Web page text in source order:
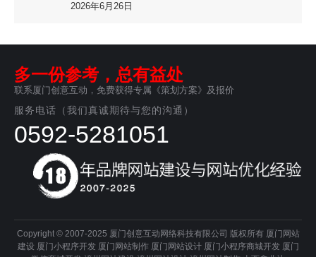
2026年6月26日
多一份参考，总有益处
联系厦门创意互动，免费获得专属《策划方案》及报价
服务电话（我们真诚期待与您的沟通）
0592-5281051
Copyright © 2007-2025 厦门创意互动网络科技有限公司 版权所有 厦门网站
建设 厦门小程序开发 厦门网站制作 厦门网站设计 厦门小程序商城开发 厦门